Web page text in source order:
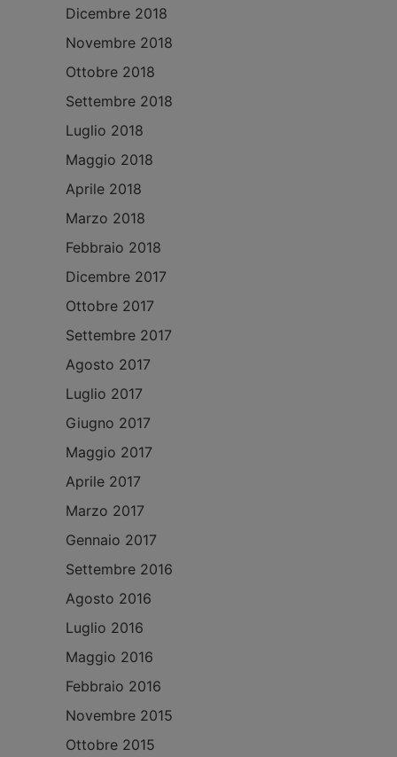
Dicembre 2018
Novembre 2018
Ottobre 2018
Settembre 2018
Luglio 2018
Maggio 2018
Aprile 2018
Marzo 2018
Febbraio 2018
Dicembre 2017
Ottobre 2017
Settembre 2017
Agosto 2017
Luglio 2017
Giugno 2017
Maggio 2017
Aprile 2017
Marzo 2017
Gennaio 2017
Settembre 2016
Agosto 2016
Luglio 2016
Maggio 2016
Febbraio 2016
Novembre 2015
Ottobre 2015